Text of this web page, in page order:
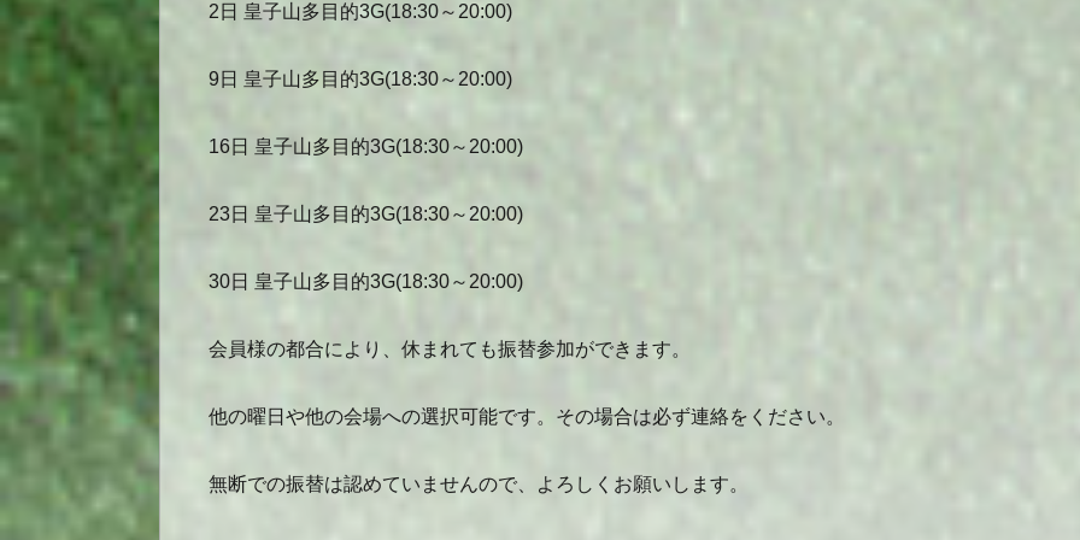
2日 皇子山多目的3G(18:30～20:00)
9日 皇子山多目的3G(18:30～20:00)
16日 皇子山多目的3G(18:30～20:00)
23日 皇子山多目的3G(18:30～20:00)
30日 皇子山多目的3G(18:30～20:00)
会員様の都合により、休まれても振替参加ができます。
他の曜日や他の会場への選択可能です。その場合は必ず連絡をください。
無断での振替は認めていませんので、よろしくお願いします。